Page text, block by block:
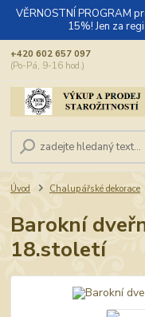
VĚRNOSTNÍ PROGRAM
15%! Jen za
+420 602 657 097
(Po-Pá, 9-16 hod.)
Úvod Chalupářské dekorace
Barokní
18.století